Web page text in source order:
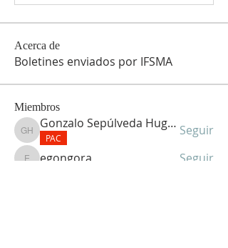
Acerca de
Boletines enviados por IFSMA
Miembros
Gonzalo Sepúlveda Hughes
Gonzalo Sepúlveda Hughes
PAC Seguir
egongora
egongora Seguir